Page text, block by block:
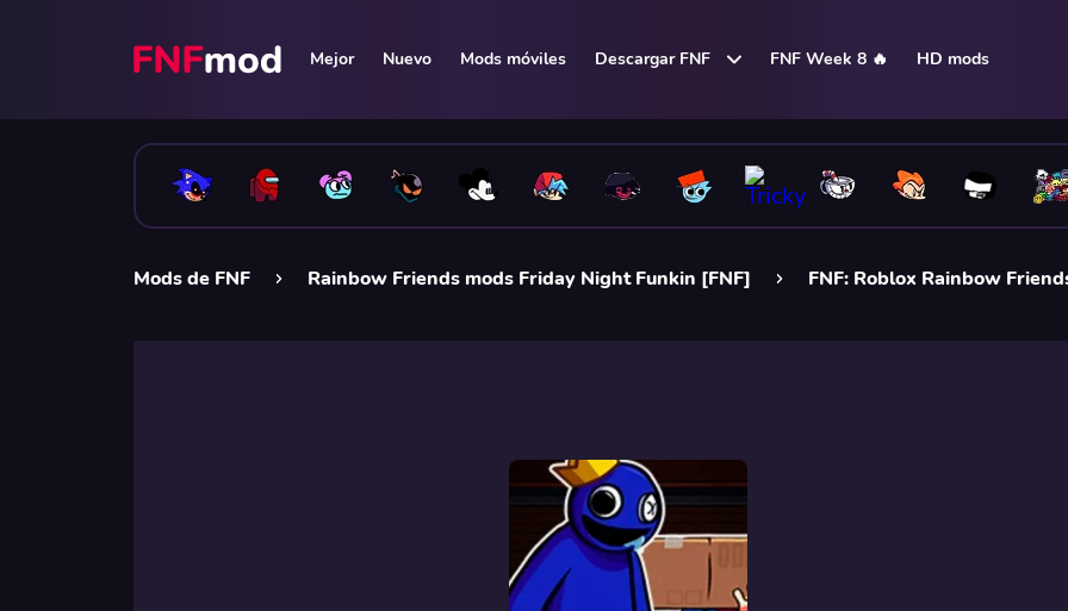
Mejor Nuevo Mods móviles Descargar FNF FNF Week 8 🔥 HD mods
Mods de FNF Rainbow Friends mods Friday Night Funkin [FNF] FNF: Roblox Rainbow